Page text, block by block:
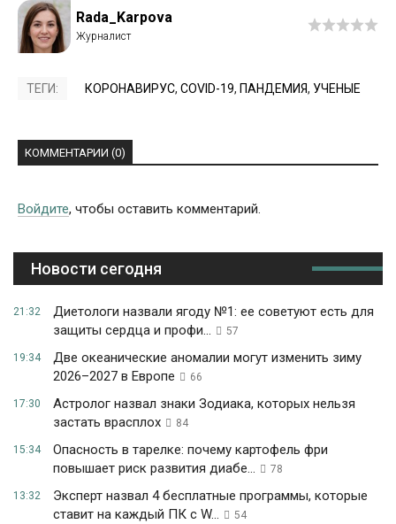
Rada_Karpova
ТЕГИ: КОРОНАВИРУС, COVID-19, ПАНДЕМИЯ, УЧЕНЫЕ
КОММЕНТАРИИ (0)
Войдите, чтобы оставить комментарий.
Новости сегодня
21:32
Диетологи назвали ягоду №1: ее советуют есть для
защиты сердца и профи...
57
19:34
Две океанические аномалии могут изменить зиму
2026–2027 в Европе
66
17:30
Астролог назвал знаки Зодиака, которых нельзя
застать врасплох
84
15:34
Опасность в тарелке: почему картофель фри
повышает риск развития диабе...
78
13:32
Эксперт назвал 4 бесплатные программы, которые
ставит на каждый ПК с W...
54